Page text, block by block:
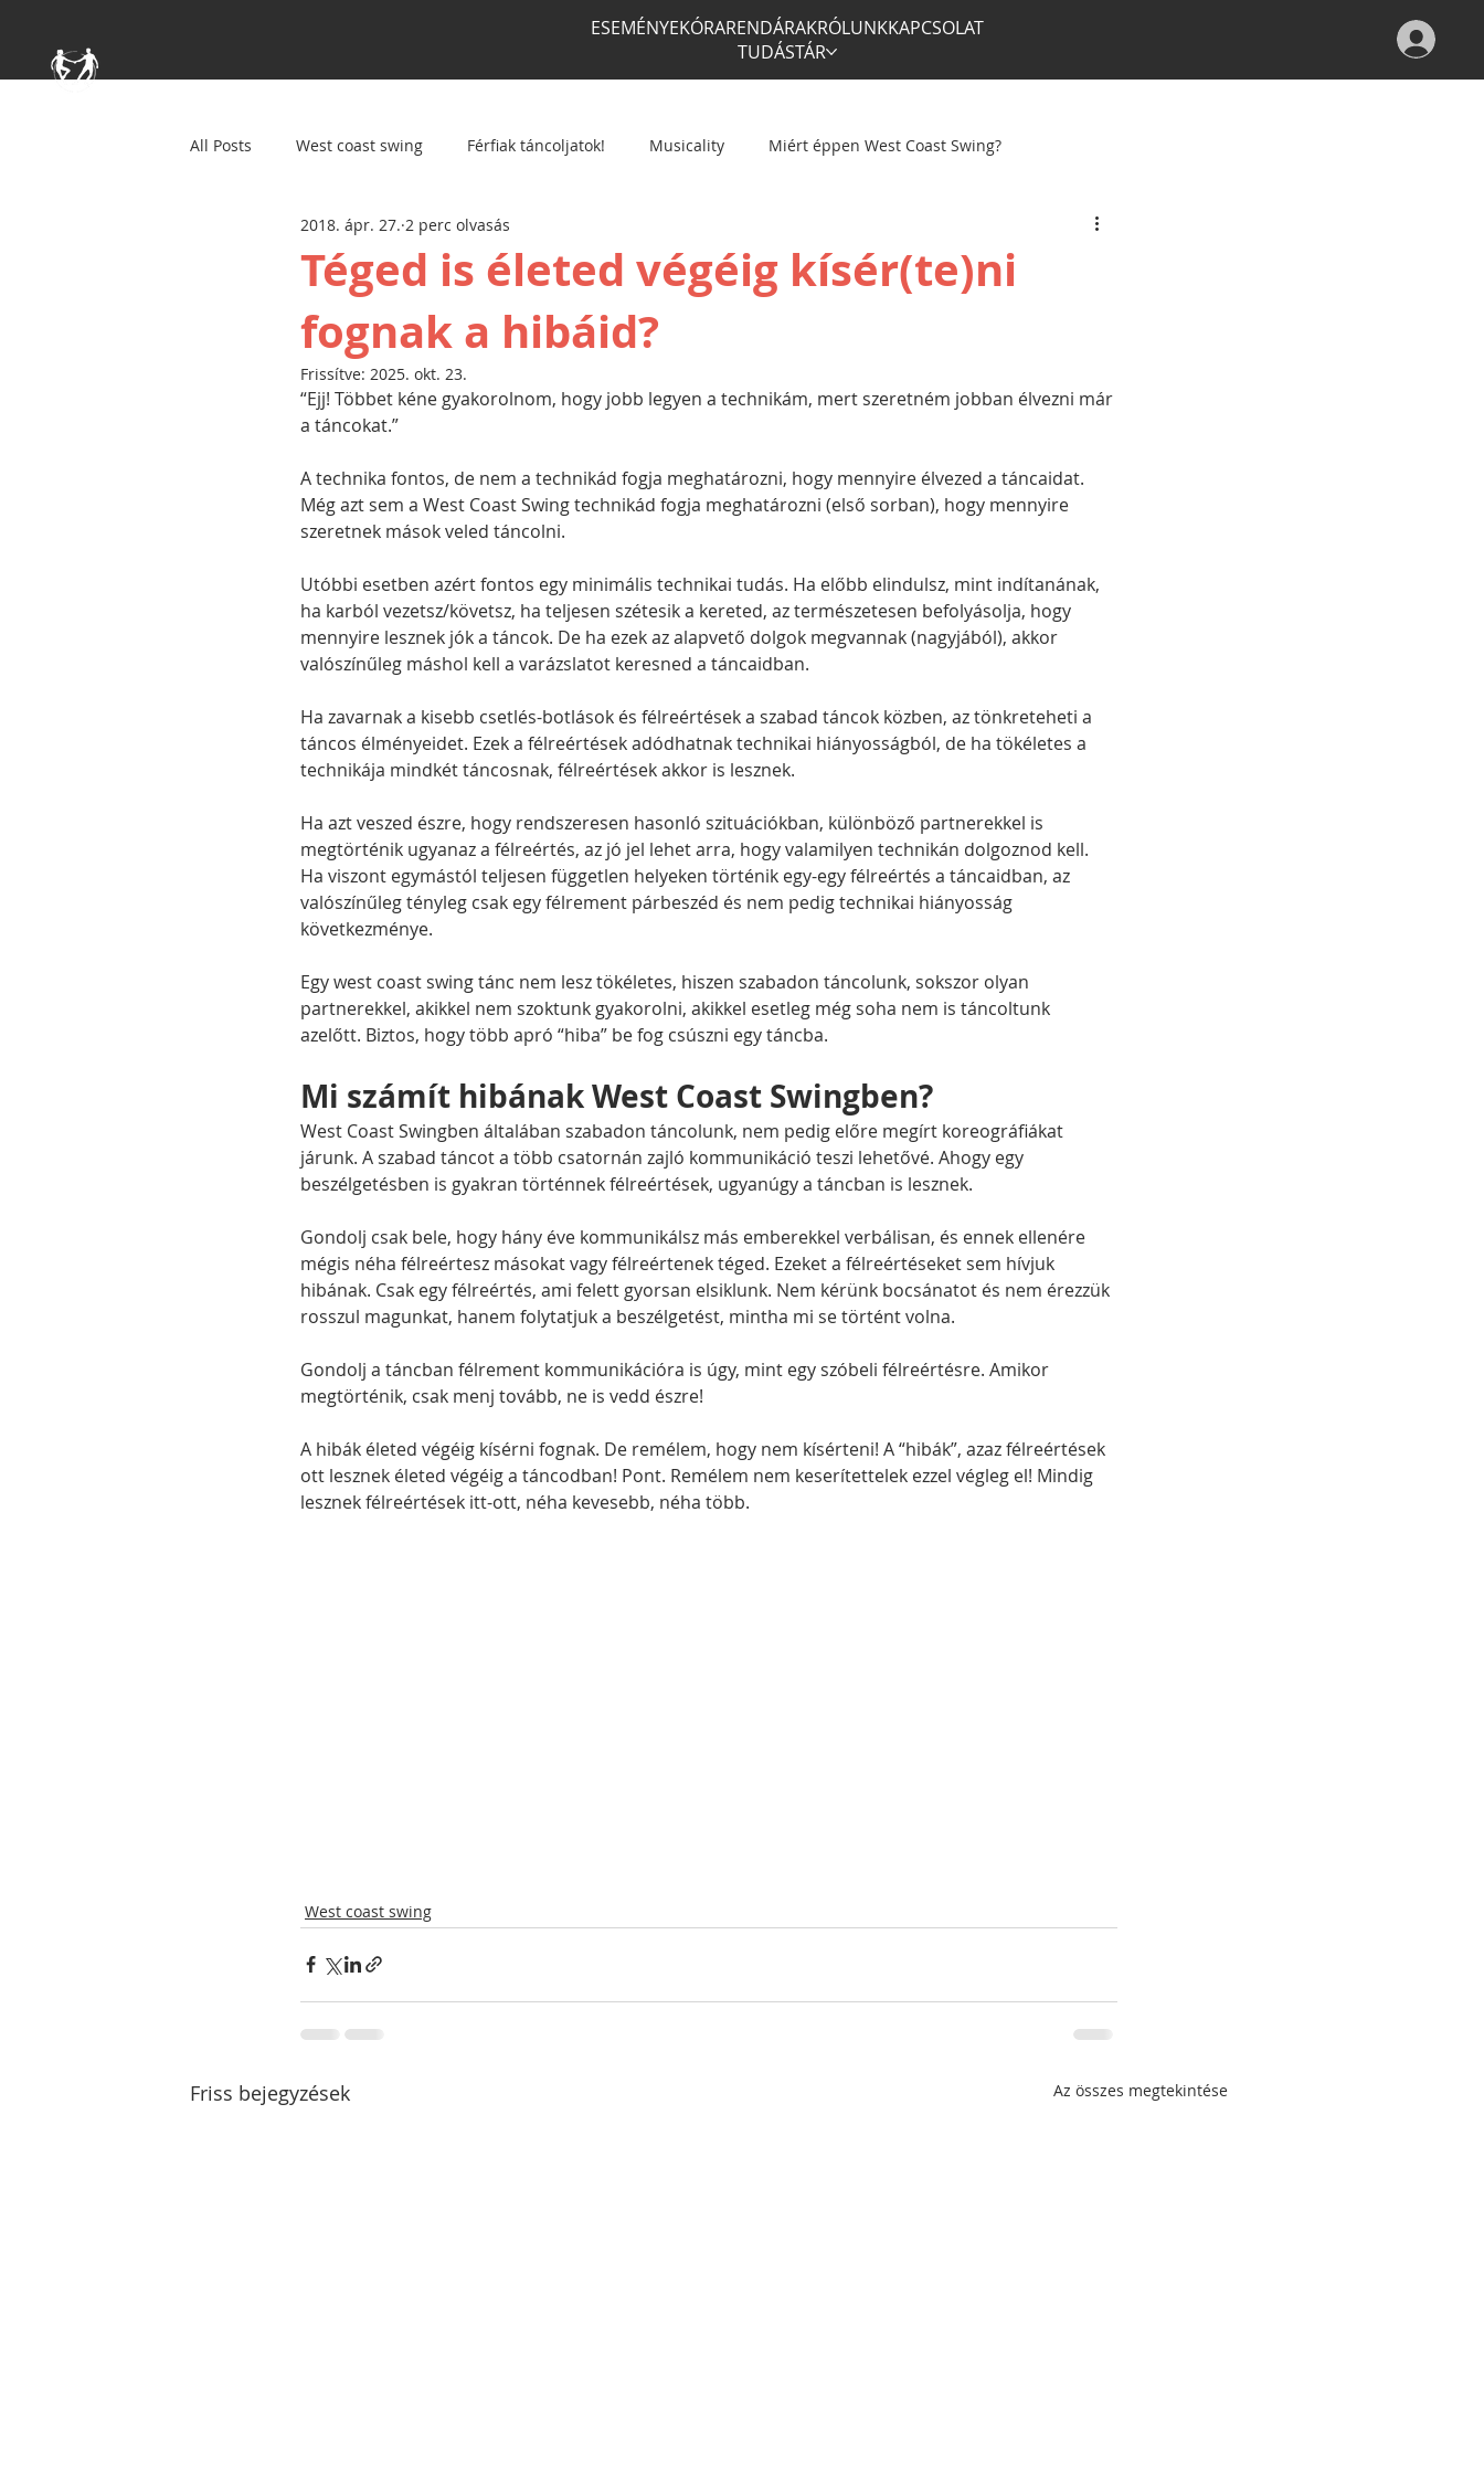
ESEMÉNYEKÓRARENDÁRAKRÓLUNKKAPCSOLAT
TUDÁSTÁR
All Posts West coast swing Férfiak táncoljatok! Musicality Miért éppen West Coast Swing?
Téged is életed végéig kísér(te)ni
fognak a hibáid?
2018. ápr. 27. 2 perc olvasás
Frissítve: 2025. okt. 23.
“Ejj! Többet kéne gyakorolnom, hogy jobb legyen a technikám, mert szeretném jobban élvezni már
a táncokat.”
A technika fontos, de nem a technikád fogja meghatározni, hogy mennyire élvezed a táncaidat.
Még azt sem a West Coast Swing technikád fogja meghatározni (első sorban), hogy mennyire
szeretnek mások veled táncolni.
Utóbbi esetben azért fontos egy minimális technikai tudás. Ha előbb elindulsz, mint indítanának,
ha karból vezetsz/követsz, ha teljesen szétesik a kereted, az természetesen befolyásolja, hogy
mennyire lesznek jók a táncok. De ha ezek az alapvető dolgok megvannak (nagyjából), akkor
valószínűleg máshol kell a varázslatot keresned a táncaidban.
Ha zavarnak a kisebb csetlés-botlások és félreértések a szabad táncok közben, az tönkreteheti a
táncos élményeidet. Ezek a félreértések adódhatnak technikai hiányosságból, de ha tökéletes a
technikája mindkét táncosnak, félreértések akkor is lesznek.
Ha azt veszed észre, hogy rendszeresen hasonló szituációkban, különböző partnerekkel is
megtörténik ugyanaz a félreértés, az jó jel lehet arra, hogy valamilyen technikán dolgoznod kell.
Ha viszont egymástól teljesen független helyeken történik egy-egy félreértés a táncaidban, az
valószínűleg tényleg csak egy félrement párbeszéd és nem pedig technikai hiányosság
következménye.
Egy west coast swing tánc nem lesz tökéletes, hiszen szabadon táncolunk, sokszor olyan
partnerekkel, akikkel nem szoktunk gyakorolni, akikkel esetleg még soha nem is táncoltunk
azelőtt. Biztos, hogy több apró “hiba” be fog csúszni egy táncba.
Mi számít hibának West Coast Swingben?
West Coast Swingben általában szabadon táncolunk, nem pedig előre megírt koreográfiákat
járunk. A szabad táncot a több csatornán zajló kommunikáció teszi lehetővé. Ahogy egy
beszélgetésben is gyakran történnek félreértések, ugyanúgy a táncban is lesznek.
Gondolj csak bele, hogy hány éve kommunikálsz más emberekkel verbálisan, és ennek ellenére
mégis néha félreértesz másokat vagy félreértenek téged. Ezeket a félreértéseket sem hívjuk
hibának. Csak egy félreértés, ami felett gyorsan elsiklunk. Nem kérünk bocsánatot és nem érezzük
rosszul magunkat, hanem folytatjuk a beszélgetést, mintha mi se történt volna.
Gondolj a táncban félrement kommunikációra is úgy, mint egy szóbeli félreértésre. Amikor
megtörténik, csak menj tovább, ne is vedd észre!
A hibák életed végéig kísérni fognak. De remélem, hogy nem kísérteni! A “hibák”, azaz félreértések
ott lesznek életed végéig a táncodban! Pont. Remélem nem keserítettelek ezzel végleg el! Mindig
lesznek félreértések itt-ott, néha kevesebb, néha több.
West coast swing
Friss bejegyzések Az összes megtekintése